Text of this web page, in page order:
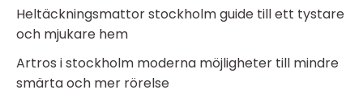
Heltäckningsmattor stockholm guide till ett tystare
och mjukare hem
Artros i stockholm moderna möjligheter till mindre
smärta och mer rörelse